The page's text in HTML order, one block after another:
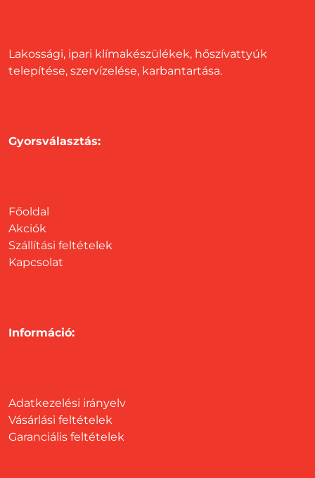
Lakossági, ipari klímakészülékek, hőszívattyúk
telepítése, szervízelése, karbantartása.
Gyorsválasztás:
Főoldal
Akciók
Szállítási feltételek
Kapcsolat
Információ:
Adatkezelési irányelv
Vásárlási feltételek
Garanciális feltételek